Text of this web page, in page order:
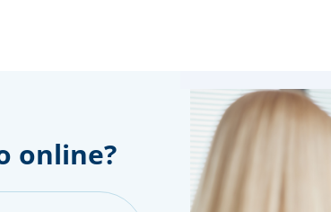
online?